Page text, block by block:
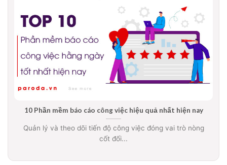
10 Phần mềm báo cáo công việc hiệu quả nhất hiện nay
Quản lý và theo dõi tiến độ công việc đóng vai trò nòng
cốt đối...